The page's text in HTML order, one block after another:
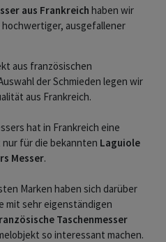
aus Frankreich haben wir
hochwertiger, ausgefallener
aus französischen
der Schmieden legen wir
aus Frankreich.
hat in Frankreich eine
für die bekannten Laguiole
Messer.
Marken haben sich darüber
mit sehr eigenständigen
Taschenmesser
so interessant machen.